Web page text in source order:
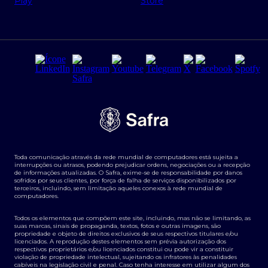
Regras e Parâmetros de Atuação Banco Safra
Segurança da Informação
Tarifas e serviços Pessoa Física
Transparência de remuneração
Termos e Condições para Portabilidade de Investimento
Derivativos
Agronegócios
Toda comunicação através da rede mundial de computadores está sujeita a
interrupções ou atrasos, podendo prejudicar ordens, negociações ou a recepção
de informações atualizadas. O Safra, exime-se de responsabilidade por danos
sofridos por seus clientes, por força de falha de serviços disponibilizados por
terceiros, incluindo, sem limitação aqueles conexos à rede mundial de
computadores.
Todos os elementos que compõem este site, incluindo, mas não se limitando, as
suas marcas, sinais de propaganda, textos, fotos e outras imagens, são
propriedade e objeto de direitos exclusivos de seus respectivos titulares e/ou
licenciados. A reprodução destes elementos sem prévia autorização dos
respectivos proprietários e/ou licenciados constitui ou pode vir a constituir
violação de propriedade intelectual, sujeitando os infratores às penalidades
cabíveis na legislação civil e penal. Caso tenha interesse em utilizar algum dos